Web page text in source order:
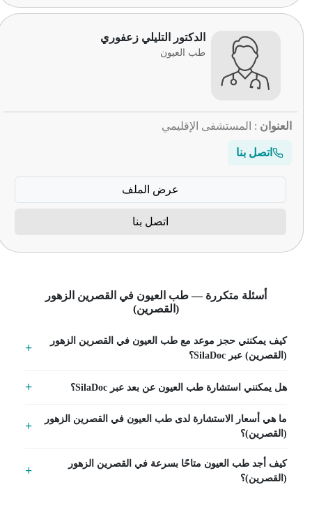
الدكتور التليلي زعفوري
طب العيون
العنوان : المستشفى الإقليمي
اتصل بنا
عرض الملف
اتصل بنا
أسئلة متكررة — طب العيون في القصرين الزهور
(القصرين)
كيف يمكنني حجز موعد مع طب العيون في القصرين الزهور
(القصرين) عبر SilaDoc؟
هل يمكنني استشارة طب العيون عن بعد عبر SilaDoc؟
ما هي أسعار الاستشارة لدى طب العيون في القصرين الزهور
(القصرين)؟
كيف أجد طب العيون متاحًا بسرعة في القصرين الزهور
(القصرين)؟